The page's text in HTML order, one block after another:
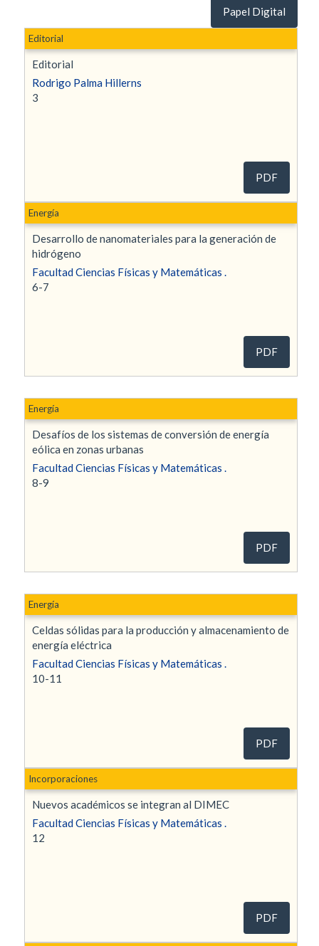
Papel Digital
Editorial
Rodrigo Palma Hillerns
3
Editorial
PDF
Desarrollo de nanomateriales para la generación de
hidrógeno
Facultad Ciencias Físicas y Matemáticas .
6-7
Energía
PDF
Desafíos de los sistemas de conversión de energía
eólica en zonas urbanas
Facultad Ciencias Físicas y Matemáticas .
8-9
Energía
PDF
Celdas sólidas para la producción y almacenamiento de
energía eléctrica
Facultad Ciencias Físicas y Matemáticas .
10-11
Energía
PDF
Nuevos académicos se integran al DIMEC
Facultad Ciencias Físicas y Matemáticas .
12
Incorporaciones
PDF